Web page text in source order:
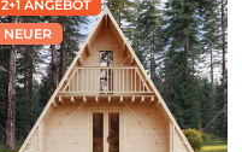
2+1 ANGEBOT
NEUER